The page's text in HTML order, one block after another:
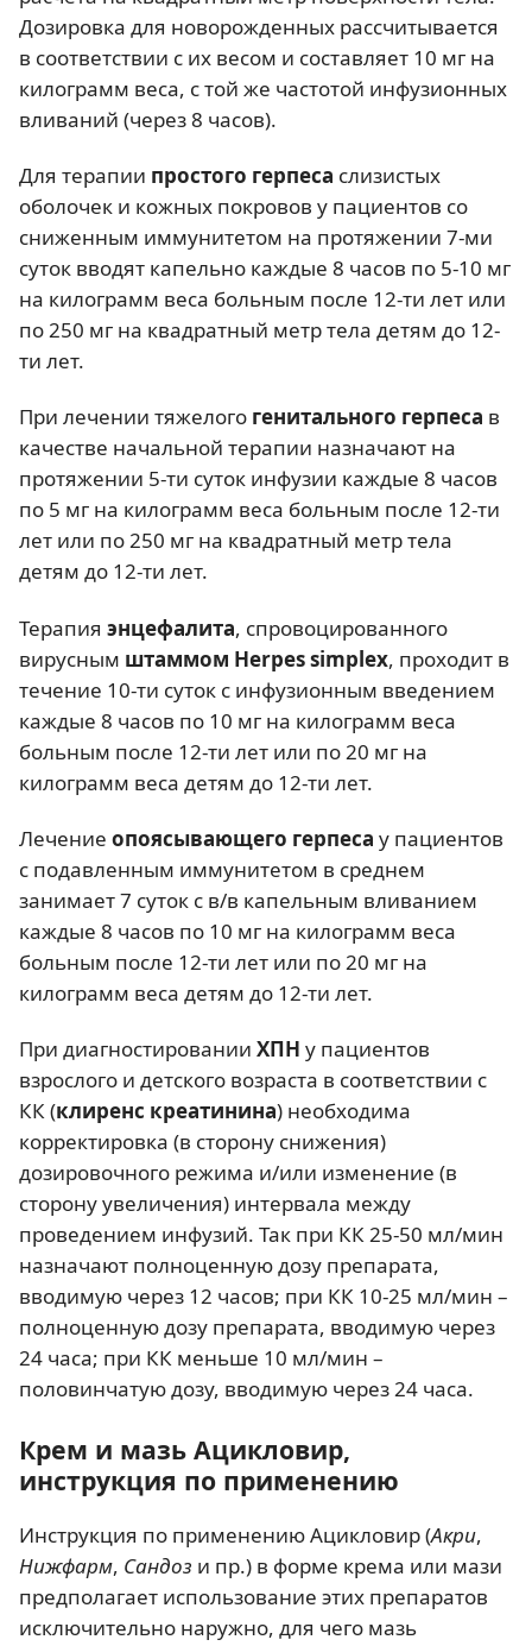
Дозировка для новорожденных рассчитывается
в соответствии с их весом и составляет 10 мг на
килограмм веса, с той же частотой инфузионных
вливаний (через 8 часов).
Для терапии простого герпеса слизистых
оболочек и кожных покровов у пациентов со
сниженным иммунитетом на протяжении 7-ми
суток вводят капельно каждые 8 часов по 5-10 мг
на килограмм веса больным после 12-ти лет или
по 250 мг на квадратный метр тела детям до 12-
ти лет.
При лечении тяжелого генитального герпеса в
качестве начальной терапии назначают на
протяжении 5-ти суток инфузии каждые 8 часов
по 5 мг на килограмм веса больным после 12-ти
лет или по 250 мг на квадратный метр тела
детям до 12-ти лет.
Терапия энцефалита, спровоцированного
вирусным штаммом Herpes simplex, проходит в
течение 10-ти суток с инфузионным введением
каждые 8 часов по 10 мг на килограмм веса
больным после 12-ти лет или по 20 мг на
килограмм веса детям до 12-ти лет.
Лечение опоясывающего герпеса у пациентов
с подавленным иммунитетом в среднем
занимает 7 суток с в/в капельным вливанием
каждые 8 часов по 10 мг на килограмм веса
больным после 12-ти лет или по 20 мг на
килограмм веса детям до 12-ти лет.
При диагностировании ХПН у пациентов
взрослого и детского возраста в соответствии с
КК (клиренс креатинина) необходима
корректировка (в сторону снижения)
дозировочного режима и/или изменение (в
сторону увеличения) интервала между
проведением инфузий. Так при КК 25-50 мл/мин
назначают полноценную дозу препарата,
вводимую через 12 часов; при КК 10-25 мл/мин –
полноценную дозу препарата, вводимую через
24 часа; при КК меньше 10 мл/мин –
половинчатую дозу, вводимую через 24 часа.
Крем и мазь Ацикловир,
инструкция по применению
Инструкция по применению Ацикловир (Акри,
Нижфарм, Сандоз и пр.) в форме крема или мази
предполагает использование этих препаратов
исключительно наружно, для чего мазь